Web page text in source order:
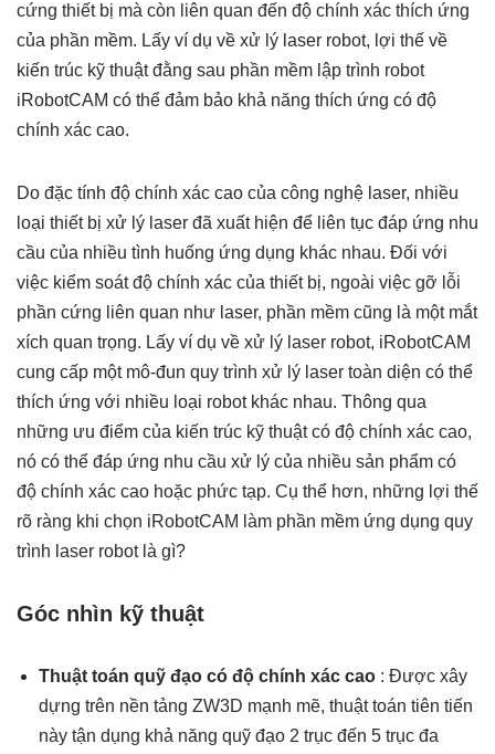
cứng thiết bị mà còn liên quan đến độ chính xác thích ứng
của phần mềm. Lấy ví dụ về xử lý laser robot, lợi thế về
kiến ​​trúc kỹ thuật đằng sau phần mềm lập trình robot
iRobotCAM có thể đảm bảo khả năng thích ứng có độ
chính xác cao.
Do đặc tính độ chính xác cao của công nghệ laser, nhiều
loại thiết bị xử lý laser đã xuất hiện để liên tục đáp ứng nhu
cầu của nhiều tình huống ứng dụng khác nhau. Đối với
việc kiểm soát độ chính xác của thiết bị, ngoài việc gỡ lỗi
phần cứng liên quan như laser, phần mềm cũng là một mắt
xích quan trọng. Lấy ví dụ về xử lý laser robot, iRobotCAM
cung cấp một mô-đun quy trình xử lý laser toàn diện có thể
thích ứng với nhiều loại robot khác nhau. Thông qua
những ưu điểm của kiến ​​trúc kỹ thuật có độ chính xác cao,
nó có thể đáp ứng nhu cầu xử lý của nhiều sản phẩm có
độ chính xác cao hoặc phức tạp. Cụ thể hơn, những lợi thế
rõ ràng khi chọn iRobotCAM làm phần mềm ứng dụng quy
trình laser robot là gì?
Góc nhìn kỹ thuật
Thuật toán quỹ đạo có độ chính xác cao : Được xây
dựng trên nền tảng ZW3D mạnh mẽ, thuật toán tiên tiến
này tận dụng khả năng quỹ đạo 2 trục đến 5 trục đa